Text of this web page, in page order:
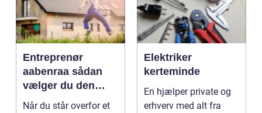
Entreprenør
aabenraa sådan
vælger du den
rette til dit projekt
Når du står overfor et
Elektriker
kerteminde
En hjælper private og
erhverv med alt fra